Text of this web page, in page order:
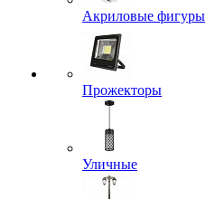
Акриловые фигуры
Прожекторы
Уличные